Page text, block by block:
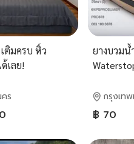
ติมครบ หิ้ว
เลย!
ร
ยางบวมน้
กรุงเท
฿ 70